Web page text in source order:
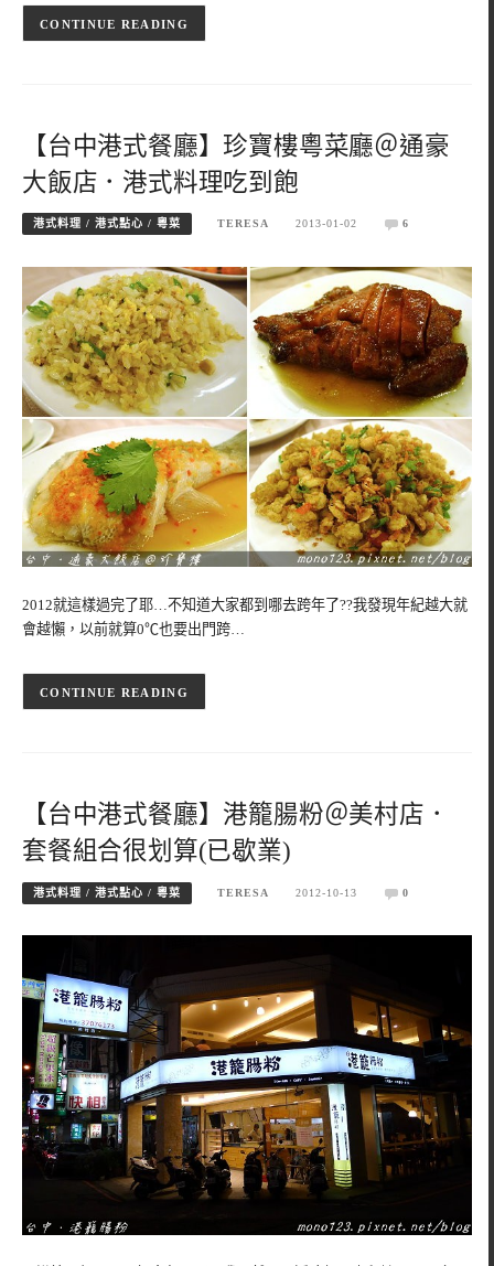
CONTINUE READING
【台中港式餐廳】珍寶樓粵菜廳＠通豪
大飯店．港式料理吃到飽
港式料理 / 港式點心 / 粵菜 TERESA 2013-01-02 6
2012就這樣過完了耶…不知道大家都到哪去跨年了??我發現年紀越大就
會越懶，以前就算0℃也要出門跨…
CONTINUE READING
【台中港式餐廳】港籠腸粉＠美村店．
套餐組合很划算(已歇業)
港式料理 / 港式點心 / 粵菜 TERESA 2012-10-13 0